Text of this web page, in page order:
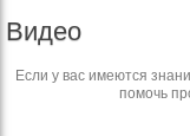
Видео
Если у вас имеются
помочь